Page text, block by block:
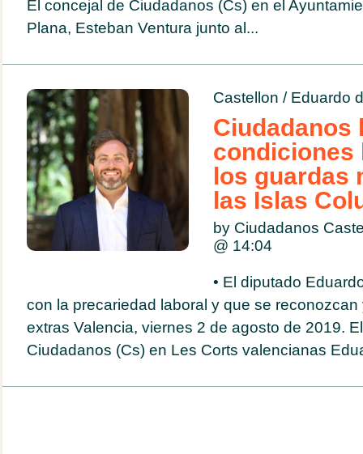
El concejal de Ciudadanos (Cs) en el
Plana, Esteban Ventura junto al...
Castellon / Eduardo
Ciudadanos
condiciones
los guardas
las Islas
by Ciudadanos
@ 14:04
• El diputado
con la precariedad laboral y que se
extras Valencia, viernes 2 de agosto de 2019.
Ciudadanos (Cs) en Les Corts valencianas